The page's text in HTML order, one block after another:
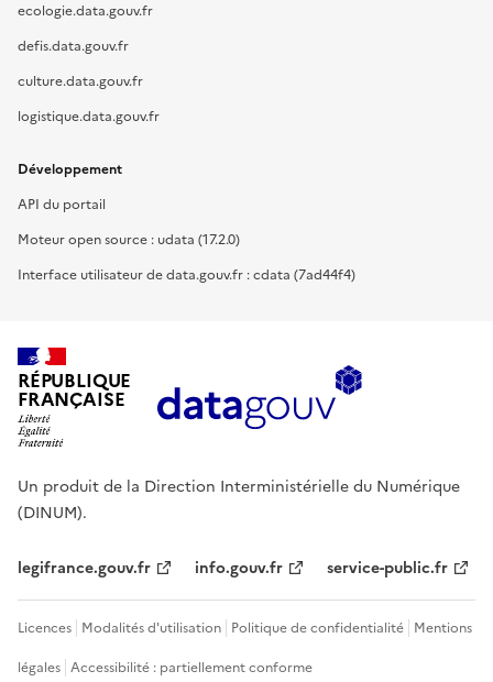
ecologie.data.gouv.fr
defis.data.gouv.fr
culture.data.gouv.fr
logistique.data.gouv.fr
Développement
API du portail
Moteur open source : udata (17.2.0)
Interface utilisateur de data.gouv.fr : cdata (7ad44f4)
RÉPUBLIQUE
FRANÇAISE
Un produit de la Direction Interministérielle du Numérique
(DINUM).
legifrance.gouv.fr info.gouv.fr service-public.fr
Licences Modalités d'utilisation Politique de confidentialité Mentions
légales Accessibilité : partiellement conforme